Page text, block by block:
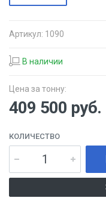
Артикул: 1090
В наличии
Цена за тонну:
409 500 руб.
КОЛИЧЕСТВО